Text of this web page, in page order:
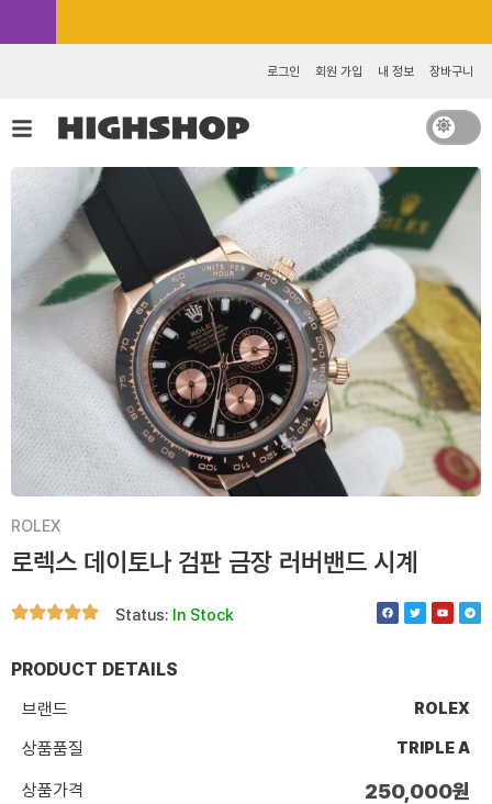
건
너
뛰
로그인 회원 가입 내 정보 장바구니
ROLEX
로렉스 데이토나 검판 금장 러버밴드 시계
Status: In Stock
F
a
c
T
w
i
Y
o
u
T
e
l
PRODUCT DETAILS
브랜드
ROLEX
상품품질 TRIPLE A
상품가격 250,000원